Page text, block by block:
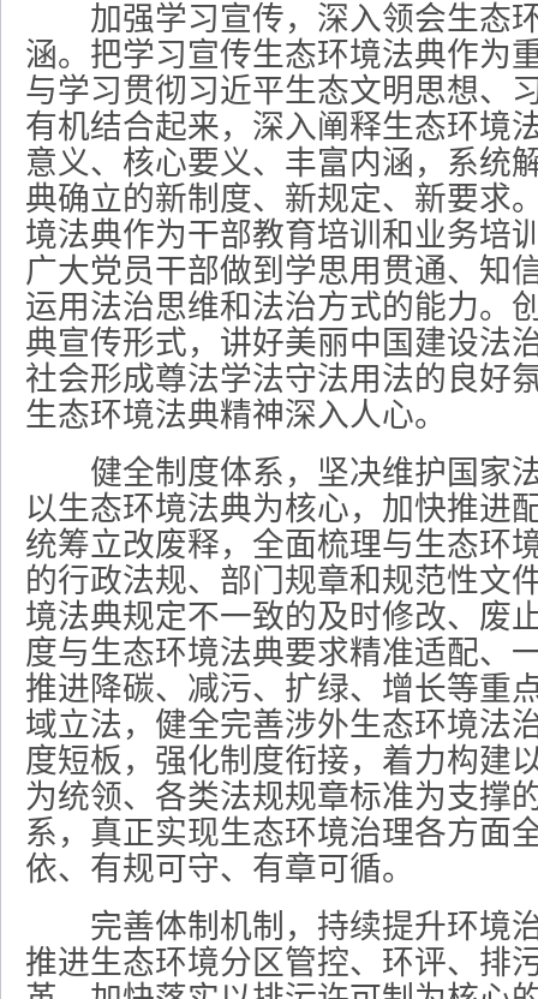
加强学习宣传，深入领会生态
涵。把学习宣传生态环境法典作为
与学习贯彻习近平生态文明思想、
有机结合起来，深入阐释生态环境
意义、核心要义、丰富内涵，系统
典确立的新制度、新规定、新要求
境法典作为干部教育培训和业务培
广大党员干部做到学思用贯通、知
运用法治思维和法治方式的能力。
典宣传形式，讲好美丽中国建设法
社会形成尊法学法守法用法的良好
生态环境法典精神深入人心。
健全制度体系，坚决维护国家
以生态环境法典为核心，加快推进
统筹立改废释，全面梳理与生态环
的行政法规、部门规章和规范性文
境法典规定不一致的及时修改、废
度与生态环境法典要求精准适配、
推进降碳、减污、扩绿、增长等重
域立法，健全完善涉外生态环境法
度短板，强化制度衔接，着力构建
为统领、各类法规规章标准为支撑
系，真正实现生态环境治理各方面
依、有规可守、有章可循。
完善体制机制，持续提升环境
推进生态环境分区管控、环评、排